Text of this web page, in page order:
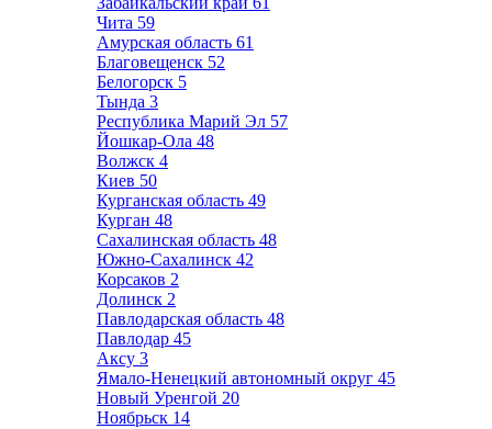
Чита 59
Амурская область 61
Благовещенск 52
Белогорск 5
Тында 3
Республика Марий Эл 57
Йошкар-Ола 48
Волжск 4
Киев 50
Курганская область 49
Курган 48
Сахалинская область 48
Южно-Сахалинск 42
Корсаков 2
Долинск 2
Павлодарская область 48
Павлодар 45
Аксу 3
Ямало-Ненецкий автономный округ 45
Новый Уренгой 20
Ноябрьск 14